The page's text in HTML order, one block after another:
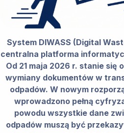
System DIWASS (Digital
centralna platforma
Od 21 maja 2026 r. stanie się
wymiany dokumentów w
odpadów. W nowym
wprowadzono pełną
powodu wszystkie dane
odpadów muszą być